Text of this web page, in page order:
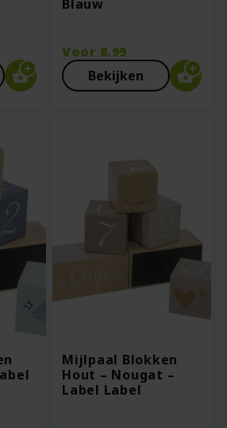
Blauw
Voor 8.99
Bekijken
Mijlpaal Blokken
Hout – Nougat –
Label Label